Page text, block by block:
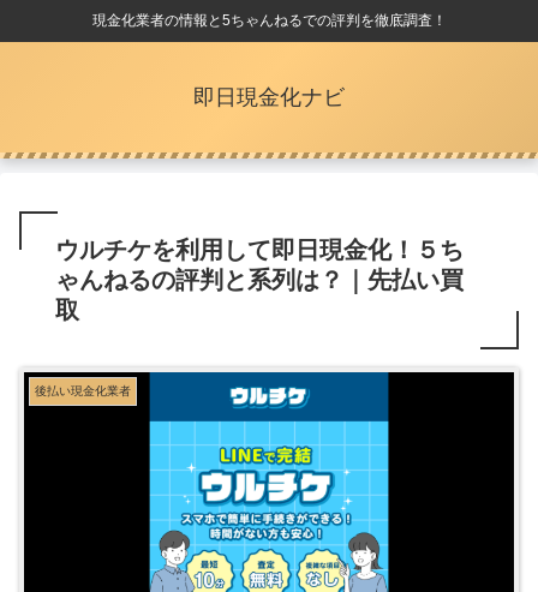
現金化業者の情報と5ちゃんねるでの評判を徹底調査！
即日現金化ナビ
ウルチケを利用して即日現金化！５ち
ゃんねるの評判と系列は？｜先払い買
取
後払い現金化業者